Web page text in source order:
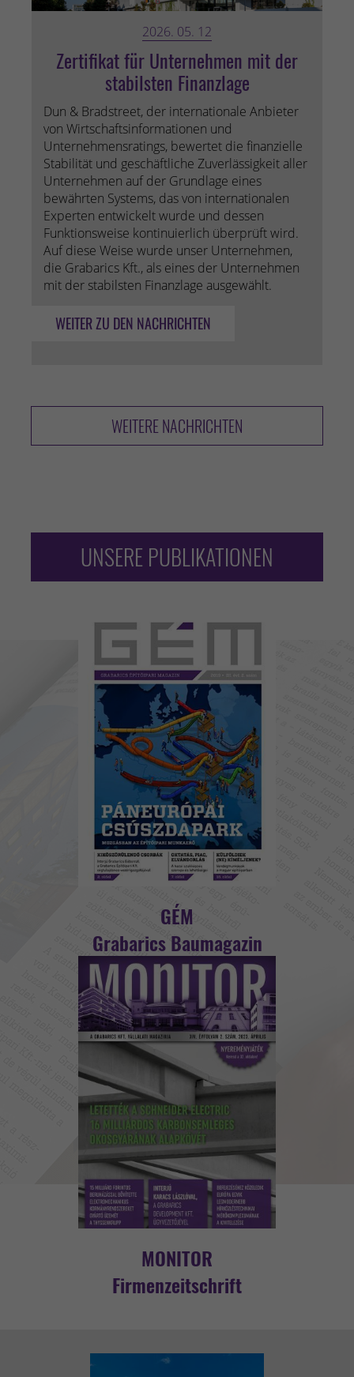
2026. 05. 12
Zertifikat für Unternehmen mit der
stabilsten Finanzlage
Dun & Bradstreet, der internationale Anbieter
von Wirtschaftsinformationen und
Unternehmensratings, bewertet die finanzielle
Stabilität und geschäftliche Zuverlässigkeit aller
Unternehmen auf der Grundlage eines
bewährten Systems, das von internationalen
Experten entwickelt wurde und dessen
Funktionsweise kontinuierlich überprüft wird.
Auf diese Weise wurde unser Unternehmen,
die Grabarics Kft., als eines der Unternehmen
mit der stabilsten Finanzlage ausgewählt.
WEITER ZU DEN NACHRICHTEN
WEITERE NACHRICHTEN
UNSERE PUBLIKATIONEN
GÉM
Grabarics Baumagazin
MONITOR
Firmenzeitschrift